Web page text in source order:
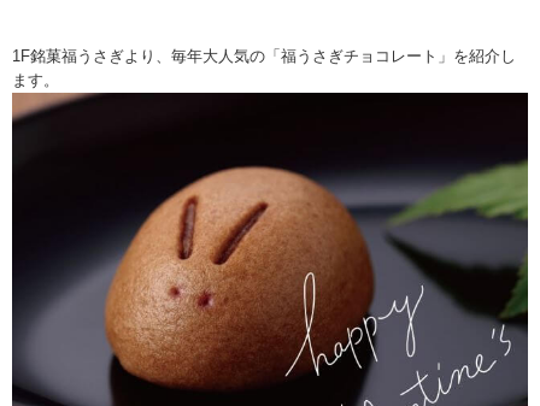
1F銘菓福うさぎより、毎年大人気の「福うさぎチョコレート」を紹介し
ます。